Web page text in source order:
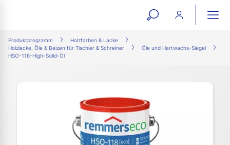
open
Produktprogramm
Holzfarben & Lacke
Holzlacke, Öle & Beizen für Tischler & Schreiner
Öle und Hartwachs-Siegel
HSO-118-High-Solid-Öl